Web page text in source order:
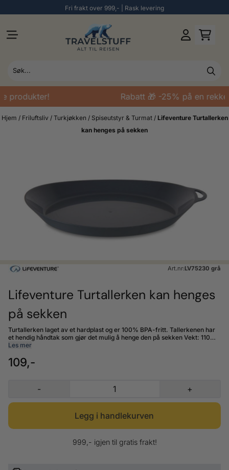
Fri frakt over 999,- | Rask levering
produkter! Rabatt 🎁 -25% på en
Hjem / Friluftsliv / Turkjøkken / Spiseutstyr & Turmat / Lifeventure Turtallerken
kan henges på sekken
Art.nr:LV75230 grå
Lifeventure Turtallerken kan henges
på sekken
Turtallerken laget av et hardplast og er 100% BPA-fritt. Tallerkenen har
et hendig håndtak som gjør det mulig å henge den på sekken Vekt: 110
gram Mål: 27 x 23 x 3 cm. Materiale: plast 100% BPA-fri Tåler vask i
Les mer
109,-
- +
999,- igjen til gratis frakt!